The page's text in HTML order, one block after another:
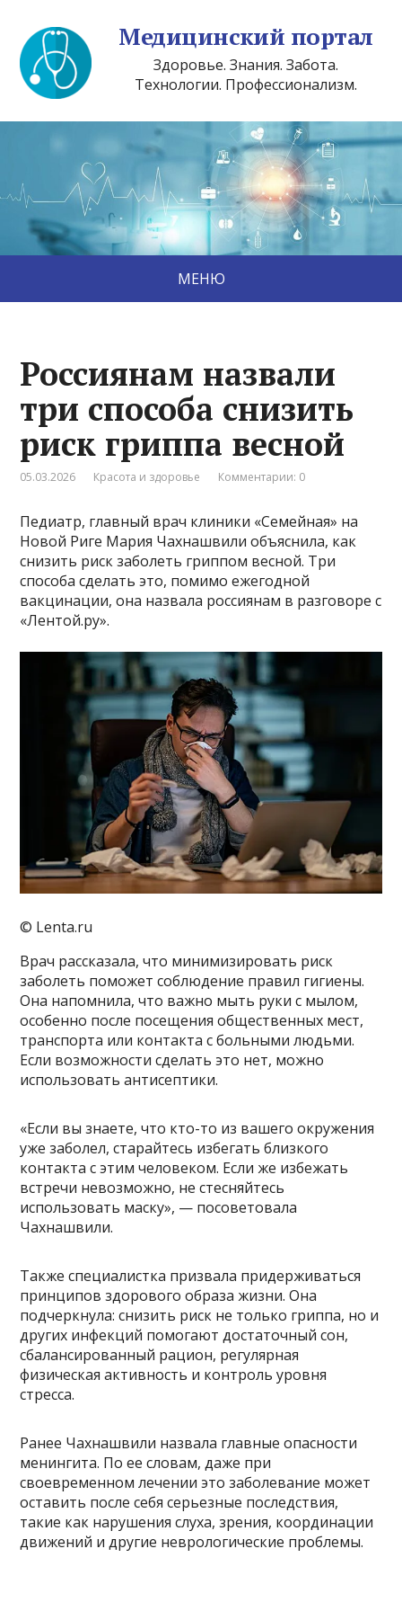
Медицинский портал
Здоровье. Знания. Забота.
Технологии. Профессионализм.
МЕНЮ
Россиянам назвали
три способа снизить
риск гриппа весной
05.03.2026 Красота и здоровье Комментарии: 0
Педиатр, главный врач клиники «Семейная» на
Новой Риге Мария Чахнашвили объяснила, как
снизить риск заболеть гриппом весной. Три
способа сделать это, помимо ежегодной
вакцинации, она назвала россиянам в разговоре с
«Лентой.ру».
© Lenta.ru
Врач рассказала, что минимизировать риск
заболеть поможет соблюдение правил гигиены.
Она напомнила, что важно мыть руки с мылом,
особенно после посещения общественных мест,
транспорта или контакта с больными людьми.
Если возможности сделать это нет, можно
использовать антисептики.
«Если вы знаете, что кто-то из вашего окружения
уже заболел, старайтесь избегать близкого
контакта с этим человеком. Если же избежать
встречи невозможно, не стесняйтесь
использовать маску», — посоветовала
Чахнашвили.
Также специалистка призвала придерживаться
принципов здорового образа жизни. Она
подчеркнула: снизить риск не только гриппа, но и
других инфекций помогают достаточный сон,
сбалансированный рацион, регулярная
физическая активность и контроль уровня
стресса.
Ранее Чахнашвили назвала главные опасности
менингита. По ее словам, даже при
своевременном лечении это заболевание может
оставить после себя серьезные последствия,
такие как нарушения слуха, зрения, координации
движений и другие неврологические проблемы.